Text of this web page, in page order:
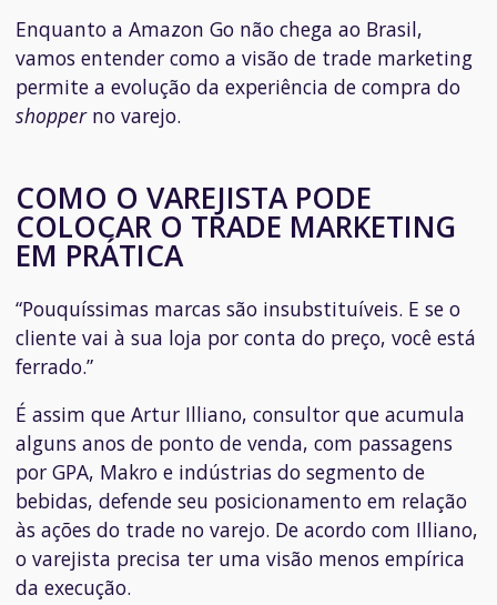
Enquanto a Amazon Go não chega ao Brasil,
vamos entender como a visão de trade marketing
permite a evolução da experiência de compra do
shopper no varejo.
COMO O VAREJISTA PODE
COLOCAR O TRADE MARKETING
EM PRÁTICA
“Pouquíssimas marcas são insubstituíveis. E se o
cliente vai à sua loja por conta do preço, você está
ferrado.”
É assim que Artur Illiano, consultor que acumula
alguns anos de ponto de venda, com passagens
por GPA, Makro e indústrias do segmento de
bebidas, defende seu posicionamento em relação
às ações do trade no varejo. De acordo com Illiano,
o varejista precisa ter uma visão menos empírica
da execução.